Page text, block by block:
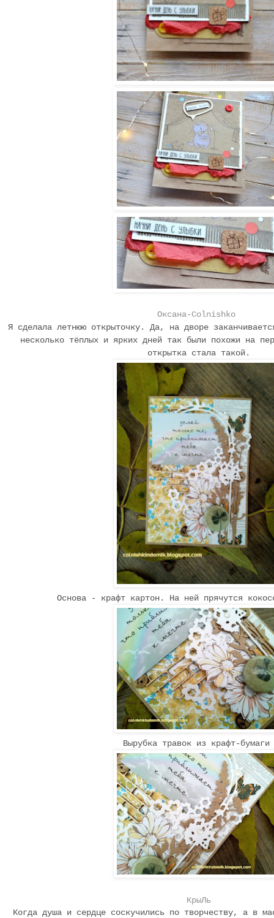
Оксана-Colnishko
Я сделала летнюю открыточку. Да, на дворе
несколько тёплых и ярких дней так были похожи на
открытка стала такой.
Основа - крафт картон. На ней прячутся
Вырубка травок из крафт-бумаги
КрыЛь
Когда душа и сердце соскучились по творчеству, а в